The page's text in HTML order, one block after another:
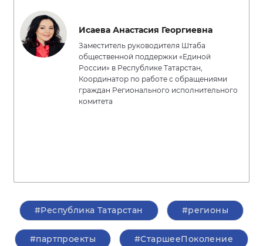
Исаева Анастасия Георгиевна
Заместитель руководителя Штаба
общественной поддержки «Единой
России» в Республике Татарстан,
Координатор по работе с обращениями
граждан Регионального исполнительного
комитета
#Республика Татарстан #регионы
#партпроекты #СтаршееПоколение